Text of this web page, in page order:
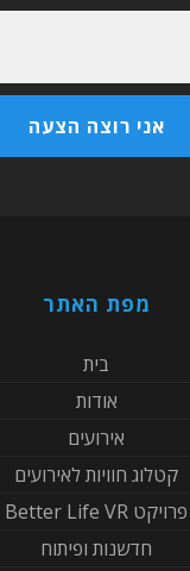
מפת האתר
בית
אודות
אירועים
קטלוג חוויות לאירועים
פרויקט Better Life VR
חדשנות ופיתוח